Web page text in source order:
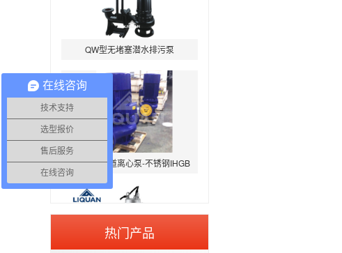
QW型无堵塞潜水排污泵
IHG立式管道离心泵-不锈钢IHGB
热门产品
在线咨询
技术支持
选型报价
售后服务
在线咨询